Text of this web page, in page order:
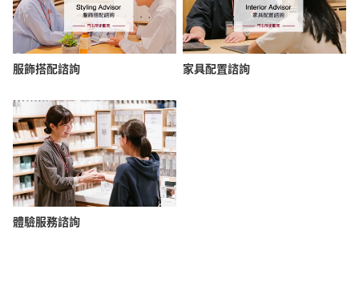
服飾搭配諮詢 家具配置諮詢
體驗服務諮詢